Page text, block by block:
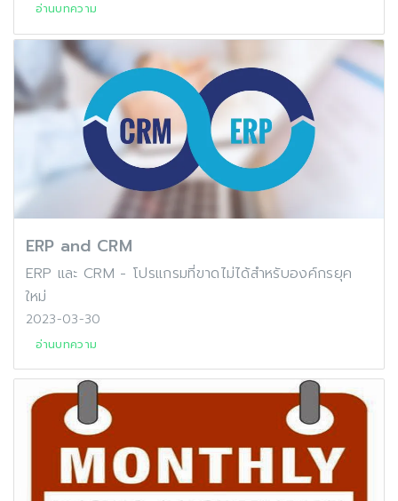
อ่านบทความ
ERP and CRM
ERP และ CRM - โปรแกรมที่ขาดไม่ได้สำหรับองค์กรยุค
ใหม่
2023-03-30
อ่านบทความ